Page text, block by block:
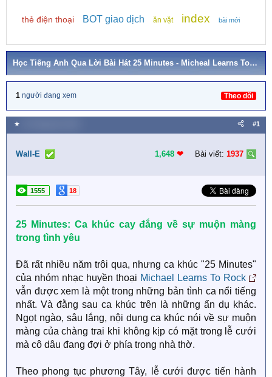
thẻ điện thoại BOT giao dịch ăn vặt index bài mới
Học Tiếng Anh Qua Lời Bài Hát 25 Minutes - Micheal Learns To Rock
1 người đang xem Theo dõi
★ #1
Wall-E 1,648 ❤︎ Bài viết: 1937
1555 18
25 Minutes: Ca khúc cay đắng về sự muộn màng
trong tình yêu
Đã rất nhiều năm trôi qua, nhưng ca khúc "25 Minutes"
của nhóm nhạc huyền thoại Michael Learns To Rock
vẫn được xem là một trong những bản tình ca nổi tiếng
nhất. Và đằng sau ca khúc trên là những ẩn dụ khác.
Ngọt ngào, sâu lắng, nội dung ca khúc nói về sự muộn
màng của chàng trai khi không kịp có mặt trong lễ cưới
mà cô dâu đang đợi ở phía trong nhà thờ.
Theo phong tục phương Tây, lễ cưới được tiến hành